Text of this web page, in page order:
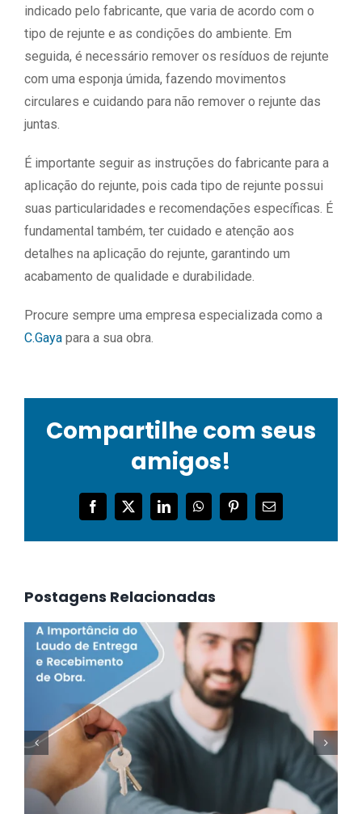
indicado pelo fabricante, que varia de acordo com o
tipo de rejunte e as condições do ambiente. Em
seguida, é necessário remover os resíduos de rejunte
com uma esponja úmida, fazendo movimentos
circulares e cuidando para não remover o rejunte das
juntas.
É importante seguir as instruções do fabricante para a
aplicação do rejunte, pois cada tipo de rejunte possui
suas particularidades e recomendações específicas. É
fundamental também, ter cuidado e atenção aos
detalhes na aplicação do rejunte, garantindo um
acabamento de qualidade e durabilidade.
Procure sempre uma empresa especializada como a
C.Gaya para a sua obra.
Compartilhe com seus
amigos!
FacebookTwitterLinkedInWhatsAppPinterest
E-
mail
Postagens Relacionadas